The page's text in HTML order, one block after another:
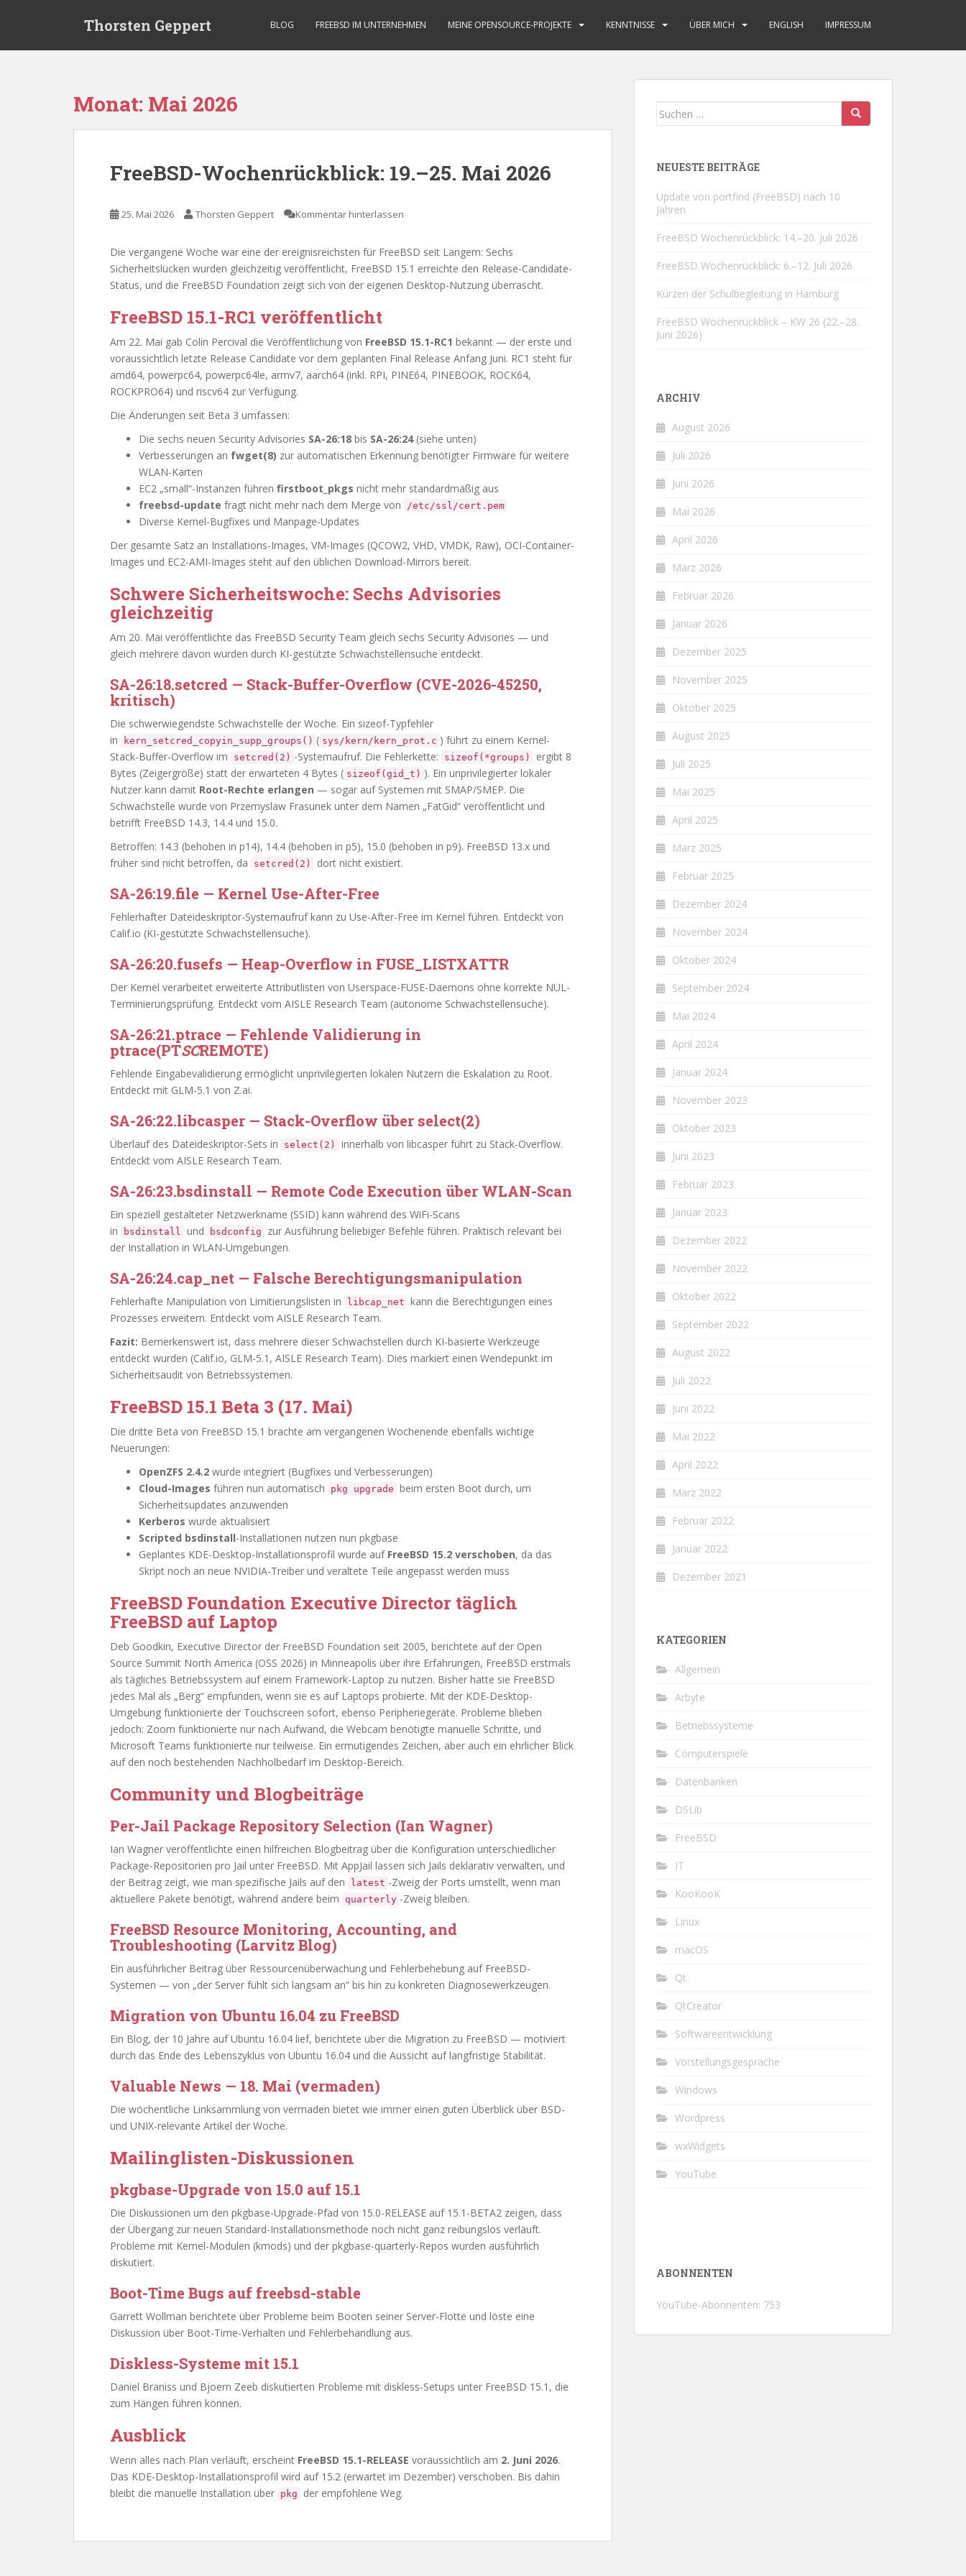
Thorsten Geppert BLOG FREEBSD IM UNTERNEHMEN MEINE OPENSOURCE-PROJEKTE KENNTNISSE ÜBER MICH ENGLISH IMPRESSUM
Monat: Mai 2026
FreeBSD-Wochenrückblick: 19.–25. Mai 2026
25. Mai 2026 Thorsten Geppert Kommentar hinterlassen
Die vergangene Woche war eine der ereignisreichsten für FreeBSD seit Langem: Sechs
Sicherheitslücken wurden gleichzeitig veröffentlicht, FreeBSD 15.1 erreichte den Release-Candidate-
Status, und die FreeBSD Foundation zeigt sich von der eigenen Desktop-Nutzung überrascht.
FreeBSD 15.1-RC1 veröffentlicht
Am 22. Mai gab Colin Percival die Veröffentlichung von FreeBSD 15.1-RC1 bekannt — der erste und
voraussichtlich letzte Release Candidate vor dem geplanten Final Release Anfang Juni. RC1 steht für
amd64, powerpc64, powerpc64le, armv7, aarch64 (inkl. RPI, PINE64, PINEBOOK, ROCK64,
ROCKPRO64) und riscv64 zur Verfügung.
Die Änderungen seit Beta 3 umfassen:
Die sechs neuen Security Advisories SA-26:18 bis SA-26:24(siehe unten)
Verbesserungen an fwget(8) zur automatischen Erkennung benötigter Firmware für weitere
WLAN-Karten
EC2 „small“-Instanzen führen firstboot_pkgs nicht mehr standardmäßig aus
freebsd-update fragt nicht mehr nach dem Merge von /etc/ssl/cert.pem
Diverse Kernel-Bugfixes und Manpage-Updates
Der gesamte Satz an Installations-Images, VM-Images (QCOW2, VHD, VMDK, Raw), OCI-Container-
Images und EC2-AMI-Images steht auf den üblichen Download-Mirrors bereit.
Schwere Sicherheitswoche: Sechs Advisories
gleichzeitig
Am 20. Mai veröffentlichte das FreeBSD Security Team gleich sechs Security Advisories — und
gleich mehrere davon wurden durch KI-gestützte Schwachstellensuche entdeckt.
SA-26:18.setcred — Stack-Buffer-Overflow (CVE-2026-45250,
kritisch)
Die schwerwiegendste Schwachstelle der Woche. Ein sizeof-Typfehler
in
kern_setcred_copyin_supp_groups() ( sys/kern/kern_prot.c ) führt zu einem Kernel-
Stack-Buffer-Overflow im
setcred(2) -Systemaufruf. Die Fehlerkette: sizeof(*groups)
ergibt 8
Bytes (Zeigergröße) statt der erwarteten 4 Bytes ( sizeof(gid_t) ). Ein unprivilegierter lokaler
Nutzer kann damit Root-Rechte erlangen — sogar auf Systemen mit SMAP/SMEP. Die
Schwachstelle wurde von Przemyslaw Frasunek unter dem Namen „FatGid“ veröffentlicht und
betrifft FreeBSD 14.3, 14.4 und 15.0.
Betroffen: 14.3 (behoben in p14), 14.4 (behoben in p5), 15.0 (behoben in p9). FreeBSD 13.x und
früher sind nicht betroffen, da
setcred(2) dort nicht existiert.
SA-26:19.file — Kernel Use-After-Free
Fehlerhafter Dateideskriptor-Systemaufruf kann zu Use-After-Free im Kernel führen. Entdeckt von
Calif.io (KI-gestützte Schwachstellensuche).
SA-26:20.fusefs — Heap-Overflow in FUSE_LISTXATTR
Der Kernel verarbeitet erweiterte Attributlisten von Userspace-FUSE-Daemons ohne korrekte NUL-
Terminierungsprüfung. Entdeckt vom AISLE Research Team (autonome Schwachstellensuche).
SA-26:21.ptrace — Fehlende Validierung in
ptrace(PTSCREMOTE)
Fehlende Eingabevalidierung ermöglicht unprivilegierten lokalen Nutzern die Eskalation zu Root.
Entdeckt mit GLM-5.1 von Z.ai.
SA-26:22.libcasper — Stack-Overflow über select(2)
Überlauf des Dateideskriptor-Sets in select(2)
innerhalb von libcasper führt zu Stack-Overflow.
Entdeckt vom AISLE Research Team.
SA-26:23.bsdinstall — Remote Code Execution über WLAN-Scan
Ein speziell gestalteter Netzwerkname (SSID) kann während des WiFi-Scans
in
bsdinstall und bsdconfig
zur Ausführung beliebiger Befehle führen. Praktisch relevant bei
der Installation in WLAN-Umgebungen.
SA-26:24.cap_net — Falsche Berechtigungsmanipulation
Fehlerhafte Manipulation von Limitierungslisten in libcap_net kann die Berechtigungen eines
Prozesses erweitern. Entdeckt vom AISLE Research Team.
Fazit: Bemerkenswert ist, dass mehrere dieser Schwachstellen durch KI-basierte Werkzeuge
entdeckt wurden (Calif.io, GLM-5.1, AISLE Research Team). Dies markiert einen Wendepunkt im
Sicherheitsaudit von Betriebssystemen.
FreeBSD 15.1 Beta 3 (17. Mai)
Die dritte Beta von FreeBSD 15.1 brachte am vergangenen Wochenende ebenfalls wichtige
Neuerungen:
OpenZFS 2.4.2 wurde integriert (Bugfixes und Verbesserungen)
Cloud-Images führen nun automatisch pkg upgrade beim ersten Boot durch, um
Sicherheitsupdates anzuwenden
Kerberos wurde aktualisiert
Scripted bsdinstall-Installationen nutzen nun pkgbase
Geplantes KDE-Desktop-Installationsprofil wurde auf FreeBSD 15.2 verschoben, da das
Skript noch an neue NVIDIA-Treiber und veraltete Teile angepasst werden muss
FreeBSD Foundation Executive Director täglich
FreeBSD auf Laptop
Deb Goodkin, Executive Director der FreeBSD Foundation seit 2005, berichtete auf der Open
Source Summit North America (OSS 2026) in Minneapolis über ihre Erfahrungen, FreeBSD erstmals
als tägliches Betriebssystem auf einem Framework-Laptop zu nutzen. Bisher hatte sie FreeBSD
jedes Mal als „Berg“ empfunden, wenn sie es auf Laptops probierte. Mit der KDE-Desktop-
Umgebung funktionierte der Touchscreen sofort, ebenso Peripheriegeräte. Probleme blieben
jedoch: Zoom funktionierte nur nach Aufwand, die Webcam benötigte manuelle Schritte, und
Microsoft Teams funktionierte nur teilweise. Ein ermutigendes Zeichen, aber auch ein ehrlicher Blick
auf den noch bestehenden Nachholbedarf im Desktop-Bereich.
Community und Blogbeiträge
Per-Jail Package Repository Selection (Ian Wagner)
Ian Wagner veröffentlichte einen hilfreichen Blogbeitrag über die Konfiguration unterschiedlicher
Package-Repositorien pro Jail unter FreeBSD. Mit AppJail lassen sich Jails deklarativ verwalten, und
der Beitrag zeigt, wie man spezifische Jails auf den
latest -Zweig der Ports umstellt, wenn man
aktuellere Pakete benötigt, während andere beim
quarterly -Zweig bleiben.
FreeBSD Resource Monitoring, Accounting, and
Troubleshooting (Larvitz Blog)
Ein ausführlicher Beitrag über Ressourcenüberwachung und Fehlerbehebung auf FreeBSD-
Systemen — von „der Server fühlt sich langsam an“ bis hin zu konkreten Diagnosewerkzeugen.
Migration von Ubuntu 16.04 zu FreeBSD
Ein Blog, der 10 Jahre auf Ubuntu 16.04 lief, berichtete über die Migration zu FreeBSD — motiviert
durch das Ende des Lebenszyklus von Ubuntu 16.04 und die Aussicht auf langfristige Stabilität.
Valuable News — 18. Mai (vermaden)
Die wöchentliche Linksammlung von vermaden bietet wie immer einen guten Überblick über BSD-
und UNIX-relevante Artikel der Woche.
Mailinglisten-Diskussionen
pkgbase-Upgrade von 15.0 auf 15.1
Die Diskussionen um den pkgbase-Upgrade-Pfad von 15.0-RELEASE auf 15.1-BETA2 zeigen, dass
der Übergang zur neuen Standard-Installationsmethode noch nicht ganz reibungslos verläuft.
Probleme mit Kernel-Modulen (kmods) und der pkgbase-quarterly-Repos wurden ausführlich
diskutiert.
Boot-Time Bugs auf freebsd-stable
Garrett Wollman berichtete über Probleme beim Booten seiner Server-Flotte und löste eine
Diskussion über Boot-Time-Verhalten und Fehlerbehandlung aus.
Diskless-Systeme mit 15.1
Daniel Braniss und Bjoern Zeeb diskutierten Probleme mit diskless-Setups unter FreeBSD 15.1, die
zum Hängen führen können.
Ausblick
Wenn alles nach Plan verläuft, erscheint FreeBSD 15.1-RELEASE voraussichtlich am 2. Juni 2026.
Das KDE-Desktop-Installationsprofil wird auf 15.2 (erwartet im Dezember) verschoben. Bis dahin
bleibt die manuelle Installation über pkg der empfohlene Weg.
Suchen
NEUESTE BEITRÄGE
Update von portfind (FreeBSD) nach 10
Jahren
FreeBSD Wochenrückblick: 14.–20. Juli 2026
FreeBSD Wochenrückblick: 6.–12. Juli 2026
Kürzen der Schulbegleitung in Hamburg
FreeBSD Wochenrückblick – KW 26 (22.–28.
Juni 2026)
ARCHIV
August 2026
Juli 2026
Juni 2026
Mai 2026
April 2026
März 2026
Februar 2026
Januar 2026
Dezember 2025
November 2025
Oktober 2025
August 2025
Juli 2025
Mai 2025
April 2025
März 2025
Februar 2025
Dezember 2024
November 2024
Oktober 2024
September 2024
Mai 2024
April 2024
Januar 2024
November 2023
Oktober 2023
Juni 2023
Februar 2023
Januar 2023
Dezember 2022
November 2022
Oktober 2022
September 2022
August 2022
Juli 2022
Juni 2022
Mai 2022
April 2022
März 2022
Februar 2022
Januar 2022
Dezember 2021
KATEGORIEN
Allgemein
Arbyte
Betriebssysteme
Computerspiele
Datenbanken
DSLib
FreeBSD
IT
KooKooK
Linux
macOS
Qt
QtCreator
Softwareentwicklung
Vorstellungsgespräche
Windows
Wordpress
wxWidgets
YouTube
ABONNENTEN
YouTube-Abonnenten: 753